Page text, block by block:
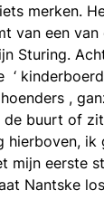
merken.
van een van
Sturing.
‘
,
buurt of
hierboven,
mijn eerste
Nantske